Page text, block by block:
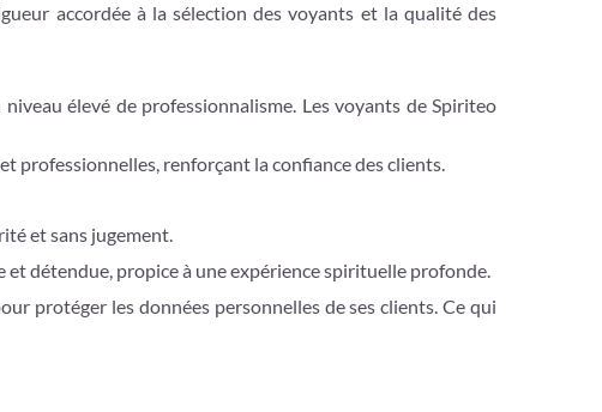
accordée à la sélection des voyants et la qualité des
élevé de professionnalisme. Les voyants de Spiriteo
professionnelles, renforçant la confiance des clients.
et sans jugement.
détendue, propice à une expérience spirituelle profonde.
protéger les données personnelles de ses clients. Ce qui